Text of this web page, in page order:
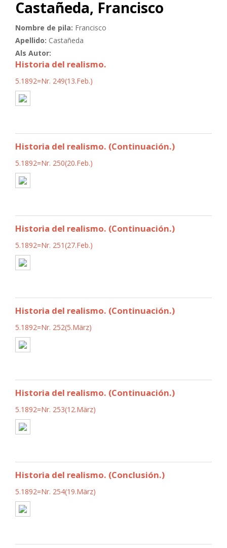
Castañeda, Francisco
Nombre de pila: Francisco
Apellido: Castañeda
Als Autor:
Historia del realismo.
5.1892=Nr. 249(13.Feb.)
Historia del realismo. (Continuación.)
5.1892=Nr. 250(20.Feb.)
Historia del realismo. (Continuación.)
5.1892=Nr. 251(27.Feb.)
Historia del realismo. (Continuación.)
5.1892=Nr. 252(5.März)
Historia del realismo. (Continuación.)
5.1892=Nr. 253(12.März)
Historia del realismo. (Conclusión.)
5.1892=Nr. 254(19.März)